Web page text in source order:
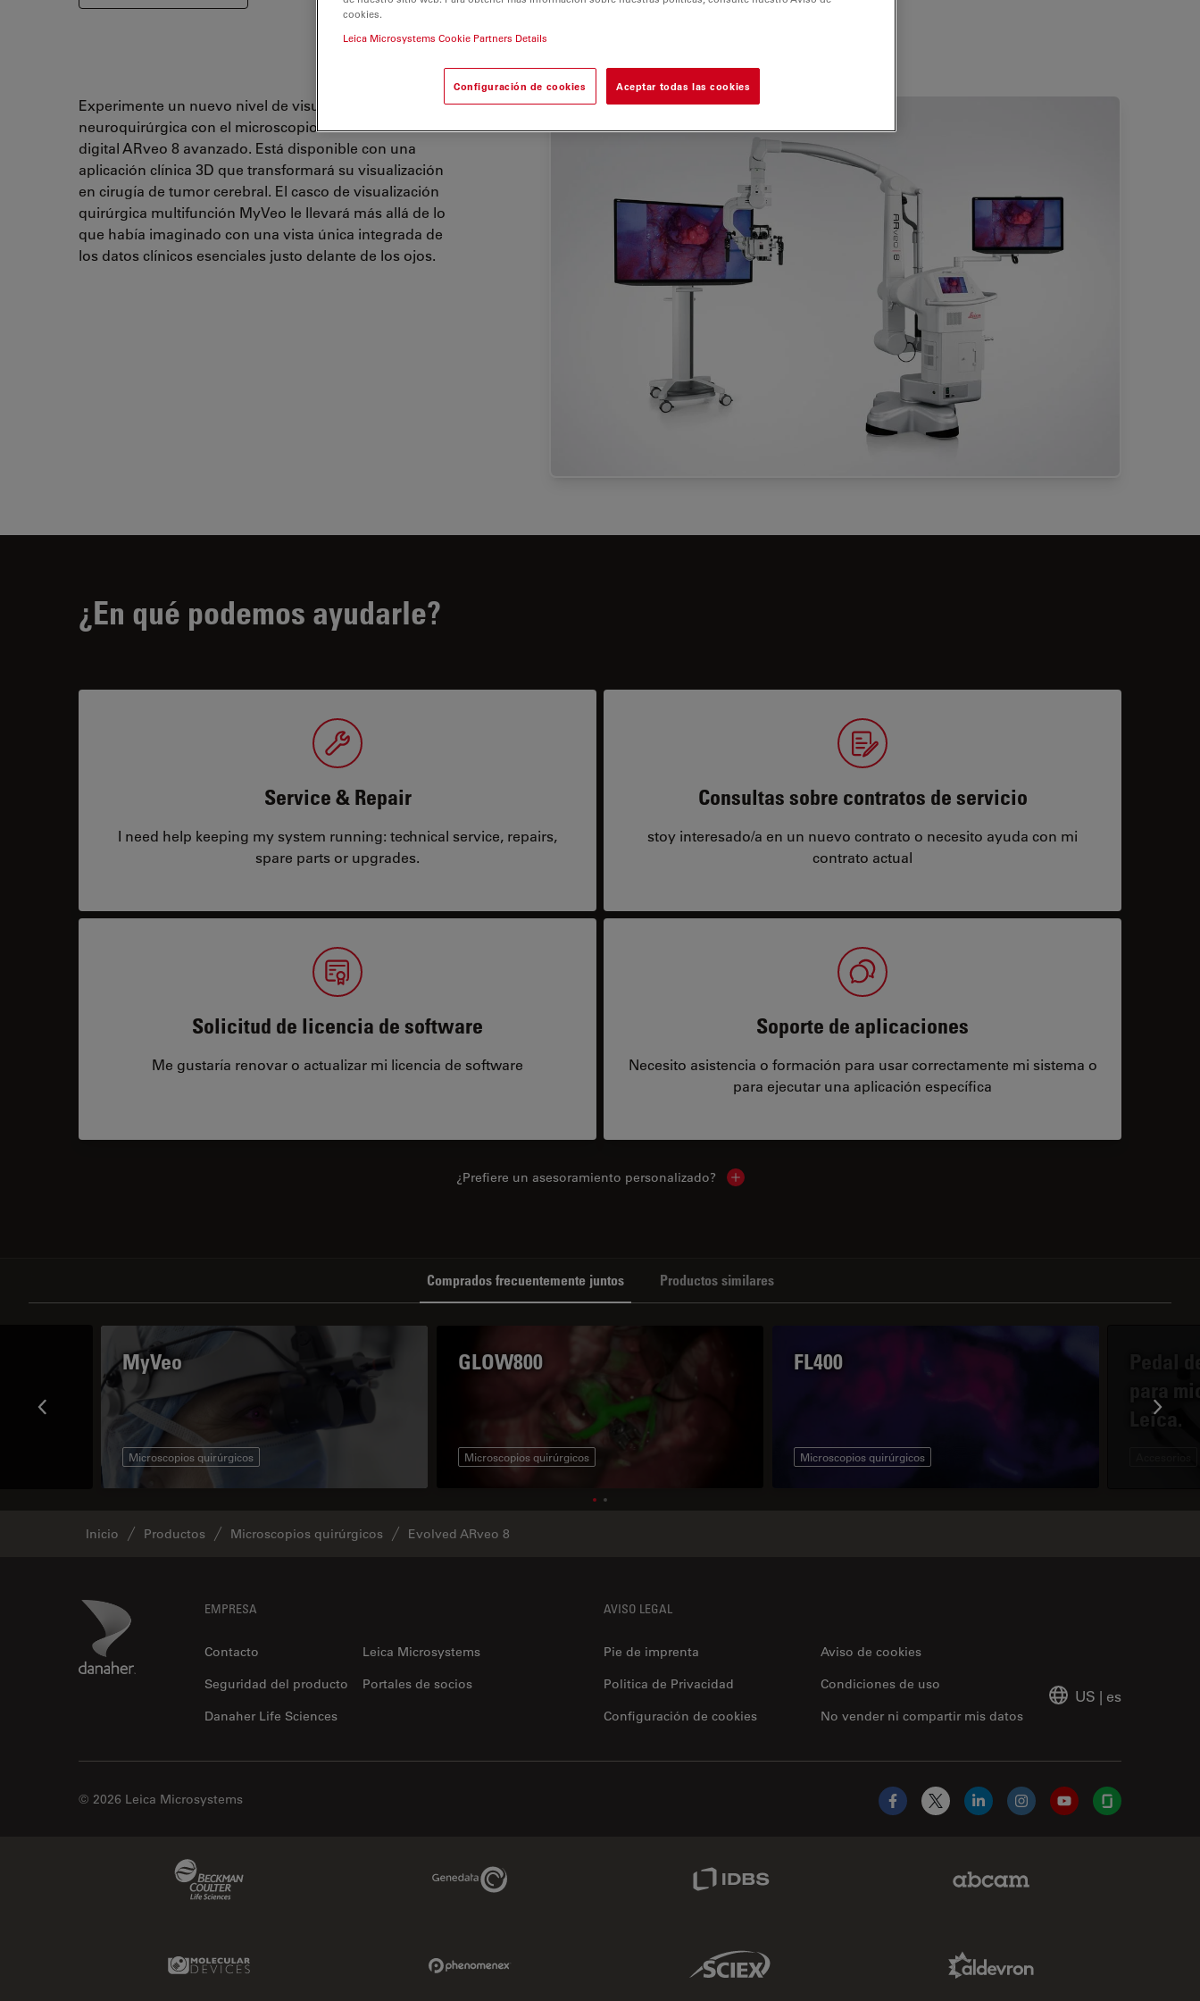
Experimente un nuevo nivel de visualización
neuroquirúrgica con el microscopio de visualización
digital ARveo 8 avanzado. Está disponible con una
aplicación clínica 3D que transformará su visualización
en cirugía de tumor cerebral. El casco de visualización
quirúrgica multifunción MyVeo le llevará más allá de lo
que había imaginado con una vista única integrada de
los datos clínicos esenciales justo delante de los ojos.
¿En qué podemos ayudarle?
Service & Repair
I need help keeping my system running: technical service, repairs,
spare parts or upgrades.
Consultas sobre contratos de servicio
stoy interesado/a en un nuevo contrato o necesito ayuda con mi
contrato actual
Solicitud de licencia de software
Me gustaría renovar o actualizar mi licencia de software
Soporte de aplicaciones
Necesito asistencia o formación para usar correctamente mi sistema o
para ejecutar una aplicación específica
¿Prefiere un asesoramiento personalizado? Show local contacts
Comprados frecuentemente juntos Productos similares
MyVeo
Microscopios quirúrgicos
GLOW800
Microscopios quirúrgicos
FL400
Microscopios quirúrgicos
Pedal
para
Leica.
Inicio Productos Microscopios quirúrgicos Evolved ARveo 8
Danaher Logo EMPRESA
Contacto
Leica Microsystems
Seguridad del producto
Portales de socios
Danaher Life Sciences
AVISO LEGAL
Pie de imprenta
Aviso de cookies
Politica de Privacidad
No vender ni compartir mis datos
Condiciones de uso
Configuración de cookies
US | es
© 2026 Leica Microsystems
Facebook
X LinkedInInstagramYouTubeGlassdoor
Genedata Link
Molecular Devices Link Sciex Link
cookies.
Leica Microsystems Cookie Partners Details
Configuración de cookies Aceptar todas las cookies